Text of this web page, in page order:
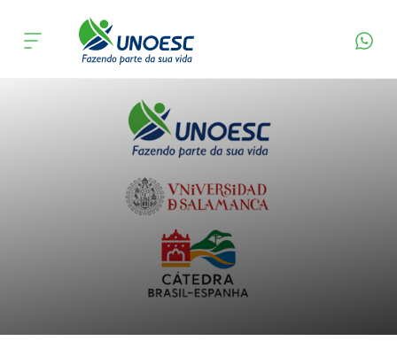
Cursos
Atendimento ao Estudante
Unoesc
Produtos gerados